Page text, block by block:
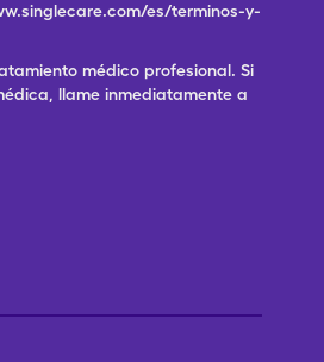
es/terminos-y-
médico profesional. Si
llame inmediatamente a